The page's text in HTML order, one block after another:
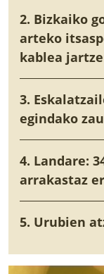
2. Bizkaiko
arteko
kablea
3.
egindako
4. Landare:
arrakastaz
5. Urubien